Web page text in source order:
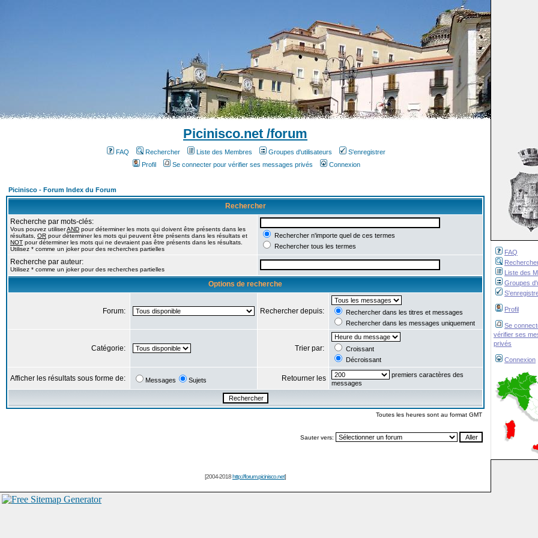
FAQ
Liste des
Groupes
Profil
Se
vérifier ses
privés
Connexion
Picinisco.net /forum
FAQ Rechercher Liste des Membres Groupes d'utilisateurs
S'enregistrer
Profil
Se connecter pour vérifier ses messages privés Connexion
Picinisco - Forum Index du Forum
Rechercher
Recherche par mots-clés:
Vous pouvez utiliserAND pour déterminer les mots qui doivent être présents dans les
résultats, OR pour déterminer les mots qui peuvent être présents dans les résultats et
NOT pour déterminer les mots qui ne devraient pas être présents dans les résultats.
Utilisez * comme un joker pour des recherches partielles
Rechercher n'importe quel de ces termes
Rechercher tous les termes
Recherche par auteur:
Utilisez * comme un joker pour des recherches partielles
Options de recherche
Forum: Rechercher depuis:
Rechercher dans les titres et messages
Rechercher dans les messages uniquement
Catégorie: Trier par:
Croissant
Décroissant
Afficher les résultats sous forme de: Messages Sujets Retourner les
premiers caractères des
messages
Toutes les heures sont au format GMT
Sauter vers:
[2004-2018http://forum.picinisco.net]